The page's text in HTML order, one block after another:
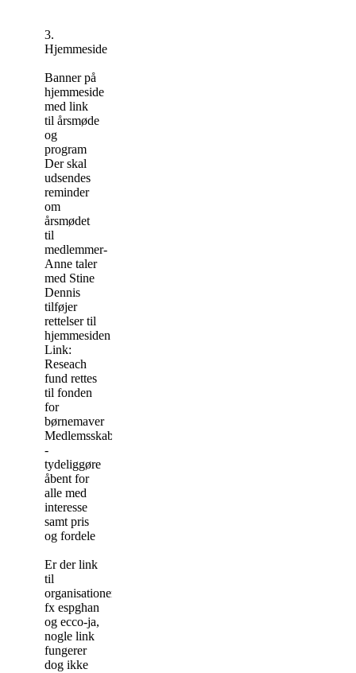
3.
Hjemmeside
Banner på
hjemmeside
med link
til årsmøde
og
program
Der skal
udsendes
reminder
om
årsmødet
til
medlemmer-
Anne taler
med Stine
Dennis
tilføjer
rettelser til
hjemmesiden
Link:
Reseach
fund rettes
til fonden
for
børnemaver
Medlemsskab
-
tydeliggøre
åbent for
alle med
interesse
samt pris
og fordele
Er der link
til
organisationer
fx espghan
og ecco-ja,
nogle link
fungerer
dog ikke